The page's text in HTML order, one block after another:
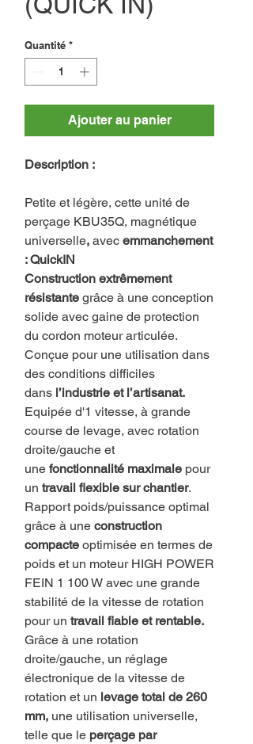
Quantité *
Ajouter au panier
Description :
Petite et légère, cette unité de
perçage KBU35Q, magnétique
universelle, avec emmanchement
: QuickIN
Construction extrêmement
résistante grâce à une conception
solide avec gaine de protection
du cordon moteur articulée.
Conçue pour une utilisation dans
des conditions difficiles
dans l’industrie et l’artisanat.
Equipée d'1 vitesse, à grande
course de levage, avec rotation
droite/gauche et
une fonctionnalité maximale pour
un travail flexible sur chantier.
Rapport poids/puissance optimal
grâce à une construction
compacte optimisée en termes de
poids et un moteur HIGH POWER
FEIN 1 100 W avec une grande
stabilité de la vitesse de rotation
pour un travail fiable et rentable.
Grâce à une rotation
droite/gauche, un réglage
électronique de la vitesse de
rotation et un levage total de 260
mm, une utilisation universelle,
telle que le perçage par